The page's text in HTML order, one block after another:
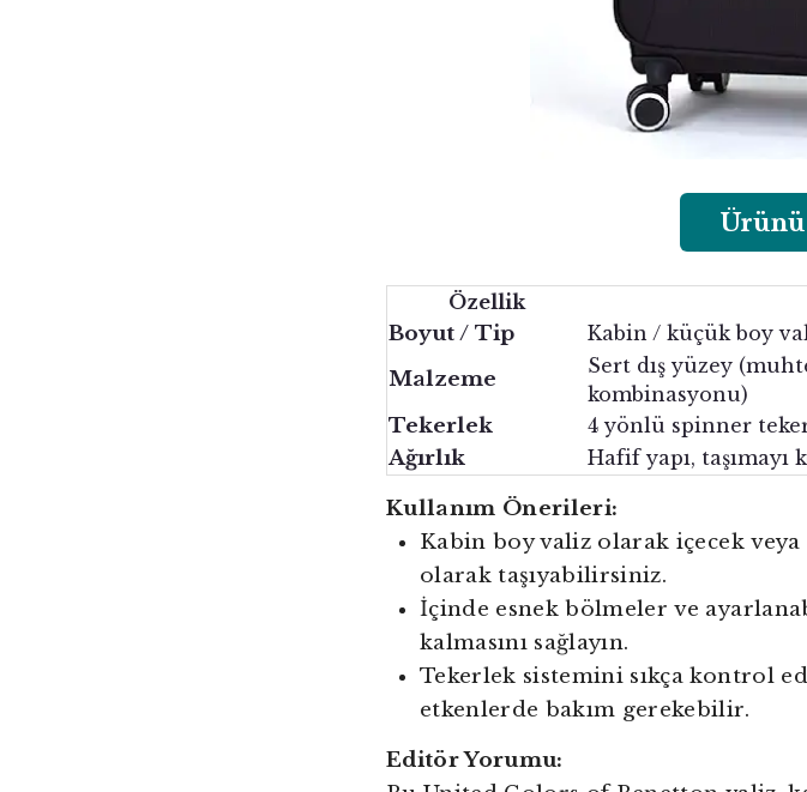
Özellik
Boyut / Tip Kabin / küçük boy
Malzeme
Sert dış yüzey
kombinasyonu)
Tekerlek 4 yönlü spinner
Ağırlık Hafif yapı, taşımayı
Kullanım Önerileri:
Kabin boy valiz olarak içecek veya
olarak taşıyabilirsiniz.
İçinde esnek bölmeler ve
kalmasını sağlayın.
Tekerlek sistemini sıkça kontrol
etkenlerde bakım gerekebilir.
Editör Yorumu: